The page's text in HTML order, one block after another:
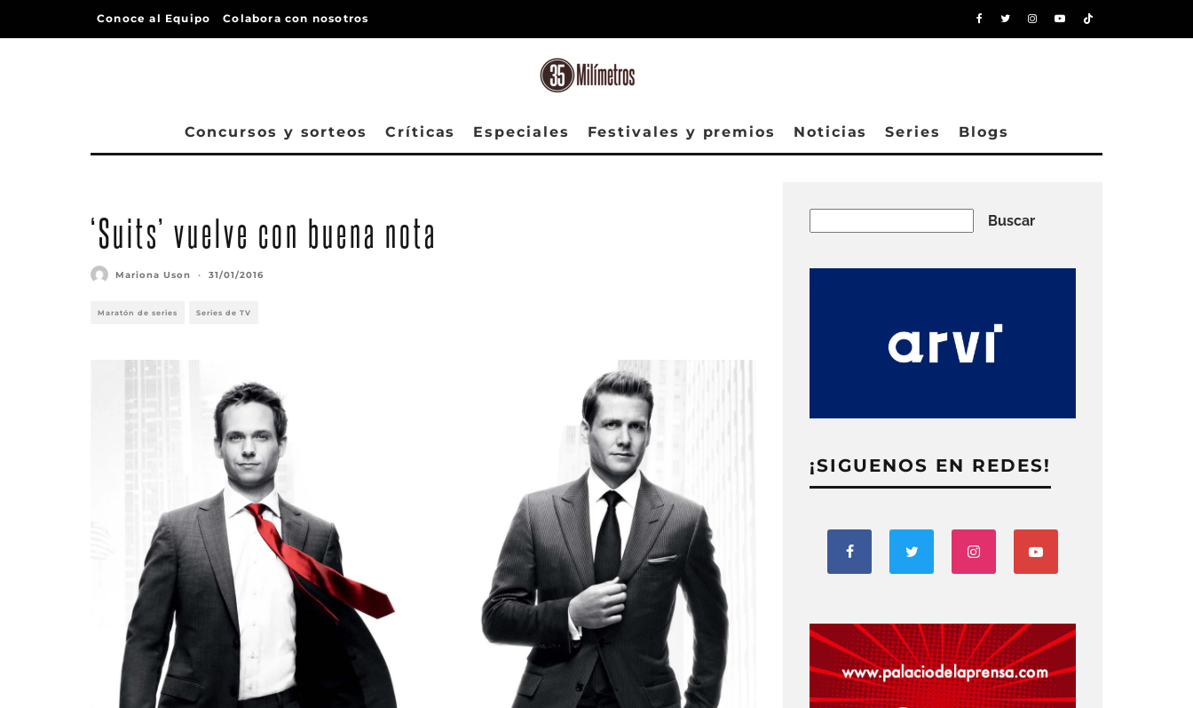
Conoce al Equipo Colabora con nosotros
Concursos y sorteos Críticas Especiales Festivales y premios Noticias Series Blogs
‘Suits’ vuelve con buena nota
Mariona Uson · 31/01/2016
Maratón de series Series de TV
Buscar
¡SIGUENOS EN REDES!